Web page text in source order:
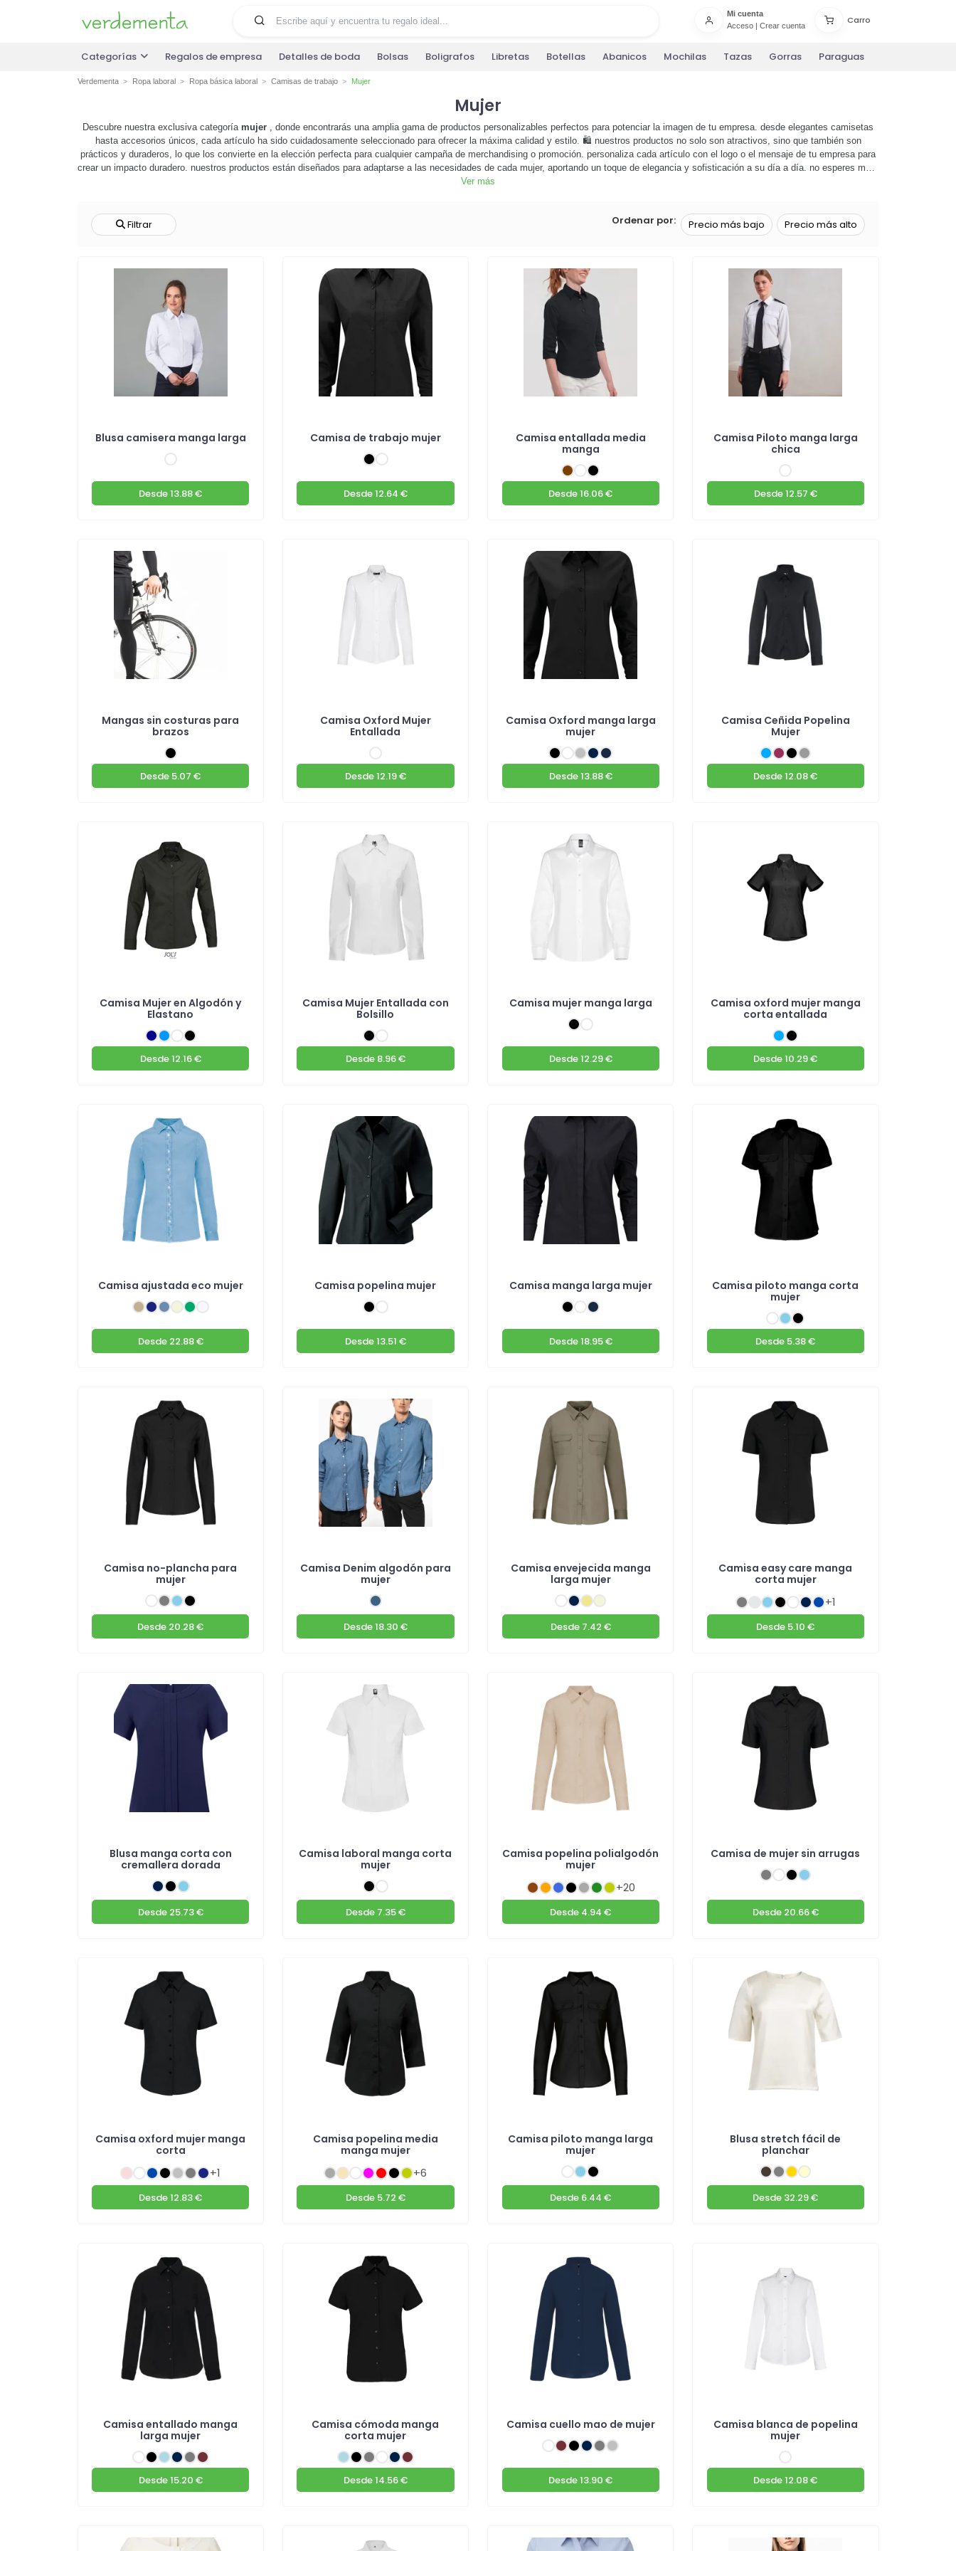
Mi cuenta
Acceso| Crear cuenta
Carro
Categorías Regalos de empresa Detalles de boda Bolsas Boligrafos Libretas Botellas Abanicos Mochilas Tazas Gorras Paraguas
Verdementa Ropa laboral Ropa básica laboral Camisas de trabajo Mujer
Mujer
Descubre nuestra exclusiva categoría mujer , donde encontrarás una amplia gama de productos personalizables perfectos para potenciar la imagen de tu empresa. desde elegantes camisetas
hasta accesorios únicos, cada artículo ha sido cuidadosamente seleccionado para ofrecer la máxima calidad y estilo. 🛍️ nuestros productos no solo son atractivos, sino que también son
prácticos y duraderos, lo que los convierte en la elección perfecta para cualquier campaña de merchandising o promoción. personaliza cada artículo con el logo o el mensaje de tu empresa para
crear un impacto duradero. nuestros productos están diseñados para adaptarse a las necesidades de cada mujer, aportando un toque de elegancia y sofisticación a su día a día. no esperes más,
y descubre cómo nuestros productos pueden ayudarte a destacar. ¡haz que tu marca sea inolvidable con nuestros productos personalizables! 🌟
Ver más
Filtrar Ordenar por: Precio más bajo Precio más alto
Blusa camisera manga larga
Desde13.88 €
Camisa de trabajo mujer
Desde12.64 €
Camisa entallada media
manga
Desde16.06 €
Camisa Piloto manga larga
chica
Desde12.57 €
Mangas sin costuras para
brazos
Desde 5.07 €
Camisa Oxford Mujer
Entallada
Desde12.19 €
Camisa Oxford manga larga
mujer
Desde13.88 €
Camisa Ceñida Popelina
Mujer
Desde12.08 €
Camisa Mujer en Algodón y
Elastano
Desde12.16 €
Camisa Mujer Entallada con
Bolsillo
Desde8.96 €
Camisa mujer manga larga
Desde12.29 €
Camisa oxford mujer manga
corta entallada
Desde10.29 €
Camisa ajustada eco mujer
Desde22.88 €
Camisa popelina mujer
Desde13.51 €
Camisa manga larga mujer
Desde18.95 €
Camisa piloto manga corta
mujer
Desde 5.38 €
Camisa no-plancha para
mujer
Desde 20.28 €
Camisa Denim algodón para
mujer
Desde18.30 €
Camisa envejecida manga
larga mujer
Desde7.42 €
Camisa easy care manga
corta mujer
+1
Desde 5.10 €
Blusa manga corta con
cremallera dorada
Desde25.73 €
Camisa laboral manga corta
mujer
Desde7.35 €
Camisa popelina polialgodón
mujer
+20
Desde 4.94 €
Camisa de mujer sin arrugas
Desde20.66 €
Camisa oxford mujer manga
corta
+1
Desde12.83 €
Camisa popelina media
manga mujer
+6
Desde5.72 €
Camisa piloto manga larga
mujer
Desde 6.44 €
Blusa stretch fácil de
planchar
Desde 32.29 €
Camisa entallado manga
larga mujer
Desde15.20 €
Camisa cómoda manga
corta mujer
Desde14.56 €
Camisa cuello mao de mujer
Desde13.90 €
Camisa blanca de popelina
mujer
Desde12.08 €